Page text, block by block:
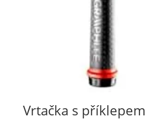
Vrtačka s